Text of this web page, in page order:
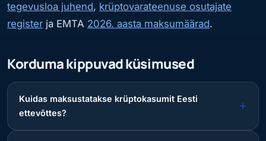
tegevusloa juhend, krüptovarateenuse osutajate
register ja EMTA 2026. aasta maksumäärad.
Korduma kippuvad küsimused
Kuidas maksustatakse krüptokasumit Eesti
ettevõttes?